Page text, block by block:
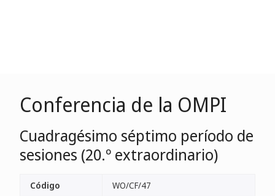
Conferencia de la OMPI
Cuadragésimo séptimo período de
sesiones (20.º extraordinario)
Código
WO/CF/47